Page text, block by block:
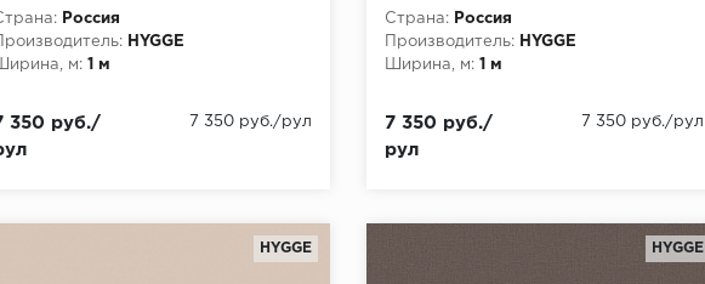
(Winter Moments) (1*6)
флизелин
Россия
Производитель:
HYGGE
Ширина, м: 1 м
350 руб./
7 350 руб./рул
(Winter Moments) (1*6) 10,05x1,00
флизелин
Страна:
Россия
Производитель:
HYGGE
Ширина, м: 1 м
7 350 руб./
рул
7 350 руб./рул
HYGGE HYGGE